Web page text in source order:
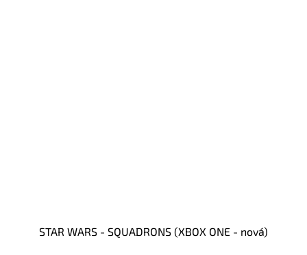
STAR WARS - SQUADRONS (XBOX ONE - nová)